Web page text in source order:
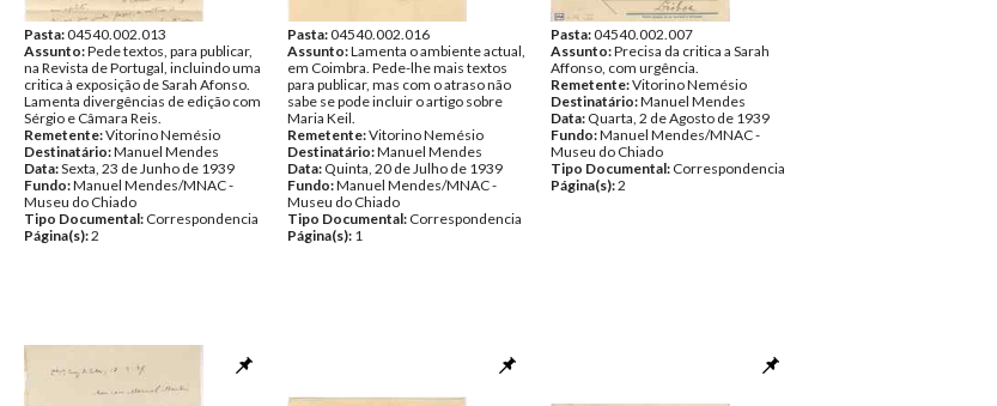
Pasta:04540.002.013
Assunto:Pede textos, para publicar,
na Revista de Portugal, incluindo uma
critica à exposição de Sarah Afonso.
Lamenta divergências de edição com
Sérgio e Câmara Reis.
Remetente:Vitorino Nemésio
Destinatário:Manuel Mendes
Data:Sexta, 23 de Junho de 1939
Fundo:Manuel Mendes/MNAC -
Museu do Chiado
Tipo Documental: Correspondencia
Página(s):2
Pasta:04540.002.016
Assunto:Lamenta o ambiente actual,
em Coimbra. Pede-lhe mais textos
para publicar, mas com o atraso não
sabe se pode incluir o artigo sobre
Maria Keil.
Remetente:Vitorino Nemésio
Destinatário:Manuel Mendes
Data: Quinta, 20 de Julho de 1939
Fundo:Manuel Mendes/MNAC -
Museu do Chiado
Tipo Documental: Correspondencia
Página(s): 1
Pasta:04540.002.007
Assunto:Precisa da critica a Sarah
Affonso, com urgência.
Remetente:Vitorino Nemésio
Destinatário:Manuel Mendes
Data: Quarta, 2 de Agosto de 1939
Fundo:Manuel Mendes/MNAC -
Museu do Chiado
Tipo Documental: Correspondencia
Página(s):2